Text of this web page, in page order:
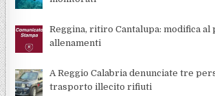
Reggina, ritiro Cantalupa: modifica al
allenamenti
A Reggio Calabria denunciate tre
trasporto illecito rifiuti